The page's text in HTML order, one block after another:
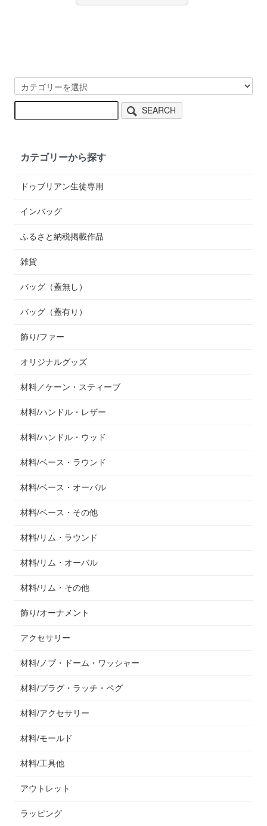
SEARCH
カテゴリーから探す
ドゥブリアン生徒専用
インバッグ
ふるさと納税掲載作品
雑貨
バッグ（蓋無し）
バッグ（蓋有り）
飾り/ファー
オリジナルグッズ
材料／ケーン・スティーブ
材料/ハンドル・レザー
材料/ハンドル・ウッド
材料/ベース・ラウンド
材料/ベース・オーバル
材料/ベース・その他
材料/リム・ラウンド
材料/リム・オーバル
材料/リム・その他
飾り/オーナメント
アクセサリー
材料/ノブ・ドーム・ワッシャー
材料/プラグ・ラッチ・ペグ
材料/アクセサリー
材料/モールド
材料/工具他
アウトレット
ラッピング